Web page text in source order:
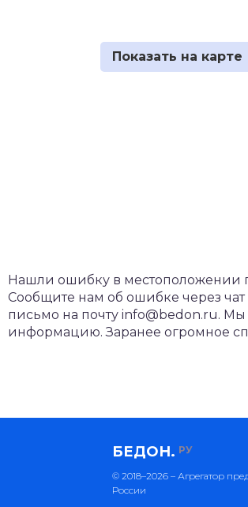
Нашли ошибку в местоположении
Сообщите нам об ошибке через чат
письмо на почту info@bedon.ru.
информацию. Заранее огромное
БЕДОН. РУ
© 2018–2026 – Агрегатор
России